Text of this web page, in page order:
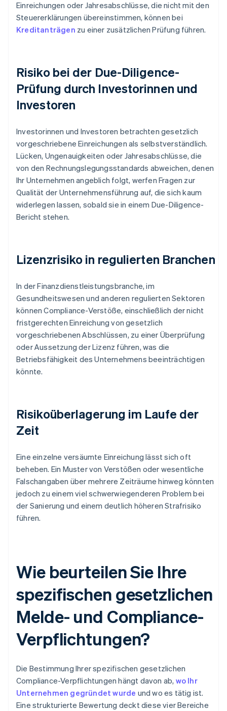
Einreichungen oder Jahresabschlüsse, die nicht mit den
Steuererklärungen übereinstimmen, können bei
Kreditanträgen zu einer zusätzlichen Prüfung führen.
Risiko bei der Due-Diligence-
Prüfung durch Investorinnen und
Investoren
Investorinnen und Investoren betrachten gesetzlich
vorgeschriebene Einreichungen als selbstverständlich.
Lücken, Ungenauigkeiten oder Jahresabschlüsse, die
von den Rechnungslegungsstandards abweichen, denen
Ihr Unternehmen angeblich folgt, werfen Fragen zur
Qualität der Unternehmensführung auf, die sich kaum
widerlegen lassen, sobald sie in einem Due-Diligence-
Bericht stehen.
Lizenzrisiko in regulierten Branchen
In der Finanzdienstleistungsbranche, im
Gesundheitswesen und anderen regulierten Sektoren
können Compliance-Verstöße, einschließlich der nicht
fristgerechten Einreichung von gesetzlich
vorgeschriebenen Abschlüssen, zu einer Überprüfung
oder Aussetzung der Lizenz führen, was die
Betriebsfähigkeit des Unternehmens beeinträchtigen
könnte.
Risikoüberlagerung im Laufe der
Zeit
Eine einzelne versäumte Einreichung lässt sich oft
beheben. Ein Muster von Verstößen oder wesentliche
Falschangaben über mehrere Zeiträume hinweg könnten
jedoch zu einem viel schwerwiegenderen Problem bei
der Sanierung und einem deutlich höheren Strafrisiko
führen.
Wie beurteilen Sie Ihre
spezifischen gesetzlichen
Melde- und Compliance-
Verpflichtungen?
Die Bestimmung Ihrer spezifischen gesetzlichen
Compliance-Verpflichtungen hängt davon ab, wo Ihr
Unternehmen gegründet wurde und wo es tätig ist.
Eine strukturierte Bewertung deckt diese vier Bereiche